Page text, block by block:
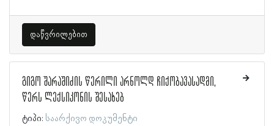
დაწვრილებით
გიგო შარაშიძის წერილი არნოლდ ჩიქობავასადმი,
წერს ლექსიკონის შესახებ
ტიპი: საარქივო დოკუმენტი